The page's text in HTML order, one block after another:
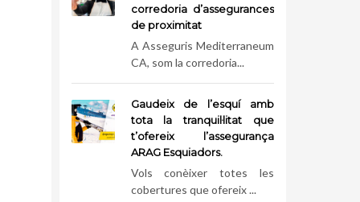
corredoria d’assegurances
de proximitat
A Asseguris Mediterraneum
CA, som la corredoria...
Gaudeix de l’esquí amb
tota la tranquil·litat que
t’ofereix l’assegurança
ARAG Esquiadors.
Vols conèixer totes les
cobertures que ofereix ...